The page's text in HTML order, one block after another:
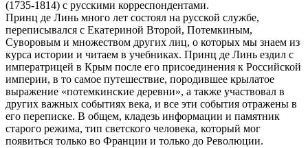
(1735-1814) с русскими корреспондентами.
Принц де Линь много лет состоял на русской службе,
переписывался с Екатериной Второй, Потемкиным,
Суворовым и множеством других лиц, о которых мы знаем из
курса истории и читаем в учебниках. Принц де Линь ездил с
императрицей в Крым после его присоединения к Российской
империи, в то самое путешествие, породившее крылатое
выражение «потемкинские деревни», а также участвовал в
других важных событиях века, и все эти события отражены в
его переписке. В общем, кладезь информации и памятник
старого режима, тип светского человека, который мог
появиться только во Франции и только до Революции.